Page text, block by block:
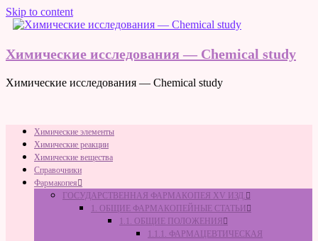
Skip to content
Химические исследования — Chemical study
Химические исследования — Chemical study
Химические элементы
Химические реакции
Химические вещества
Справочники
Фармакопея
ГОСУДАРСТВЕННАЯ ФАРМАКОПЕЯ XV ИЗД.
1. ОБЩИЕ ФАРМАКОПЕЙНЫЕ СТАТЬИ
1.1. ОБЩИЕ ПОЛОЖЕНИЯ
1.1.1. ФАРМАЦЕВТИЧЕСКАЯ